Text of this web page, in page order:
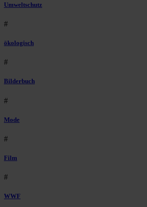
Umweltschutz
#
ökologisch
#
Bilderbuch
#
Mode
#
Film
#
WWF